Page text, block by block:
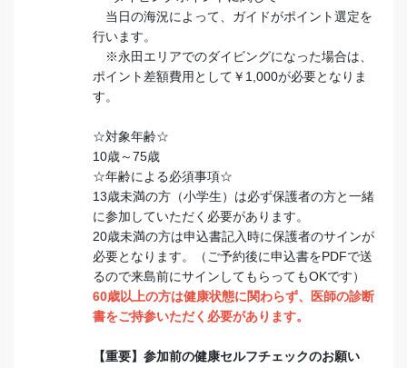
当日の海況によって、ガイドがポイント選定を
行います。
※永田エリアでのダイビングになった場合は、
ポイント差額費用として￥1,000が必要となりま
す。
☆対象年齢☆
10歳～75歳
☆年齢による必須事項☆
13歳未満の方（小学生）は必ず保護者の方と一緒
に参加していただく必要があります。
20歳未満の方は申込書記入時に保護者のサインが
必要となります。（ご予約後に申込書をPDFで送
るので来島前にサインしてもらってもOKです）
60歳以上の方は健康状態に関わらず、医師の診断
書をご持参いただく必要があります。
【重要】参加前の健康セルフチェックのお願い